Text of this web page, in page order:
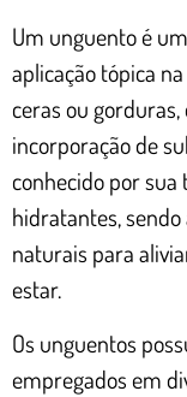
Um unguento é
aplicação tópica
ceras ou
incorporação de
conhecido por
hidratantes,
naturais para
estar.
Os unguentos
empregados em